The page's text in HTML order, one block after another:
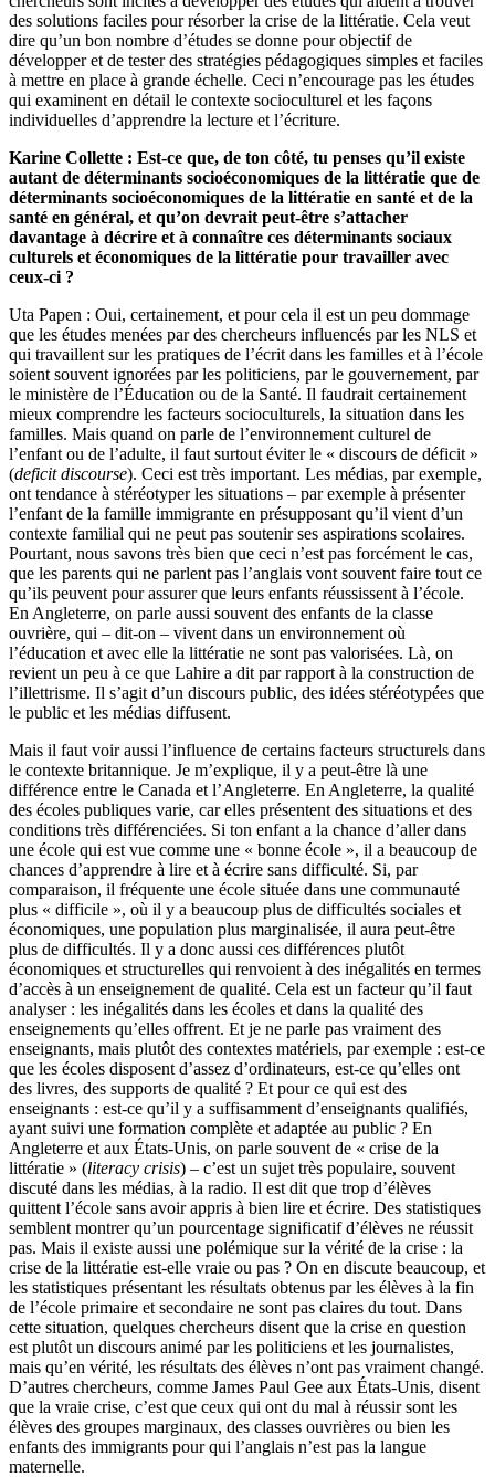
des solutions faciles pour résorber la crise de la littératie. Cela veut
dire qu’un bon nombre d’études se donne pour objectif de
développer et de tester des stratégies pédagogiques simples et faciles
à mettre en place à grande échelle. Ceci n’encourage pas les études
qui examinent en détail le contexte socioculturel et les façons
individuelles d’apprendre la lecture et l’écriture.
Karine Collette : Est-ce que, de ton côté, tu penses qu’il existe
autant de déterminants socioéconomiques de la littératie que de
déterminants socioéconomiques de la littératie en santé et de la
santé en général, et qu’on devrait peut-être s’attacher
davantage à décrire et à connaître ces déterminants sociaux
culturels et économiques de la littératie pour travailler avec
ceux-ci ?
Uta Papen : Oui, certainement, et pour cela il est un peu dommage
que les études menées par des chercheurs influencés par les NLS et
qui travaillent sur les pratiques de l’écrit dans les familles et à l’école
soient souvent ignorées par les politiciens, par le gouvernement, par
le ministère de l’Éducation ou de la Santé. Il faudrait certainement
mieux comprendre les facteurs socioculturels, la situation dans les
familles. Mais quand on parle de l’environnement culturel de
l’enfant ou de l’adulte, il faut surtout éviter le « discours de déficit »
(deficit discourse). Ceci est très important. Les médias, par exemple,
ont tendance à stéréotyper les situations – par exemple à présenter
l’enfant de la famille immigrante en présupposant qu’il vient d’un
contexte familial qui ne peut pas soutenir ses aspirations scolaires.
Pourtant, nous savons très bien que ceci n’est pas forcément le cas,
que les parents qui ne parlent pas l’anglais vont souvent faire tout ce
qu’ils peuvent pour assurer que leurs enfants réussissent à l’école.
En Angleterre, on parle aussi souvent des enfants de la classe
ouvrière, qui – dit-on – vivent dans un environnement où
l’éducation et avec elle la littératie ne sont pas valorisées. Là, on
revient un peu à ce que Lahire a dit par rapport à la construction de
l’illettrisme. Il s’agit d’un discours public, des idées stéréotypées que
le public et les médias diffusent.
Mais il faut voir aussi l’influence de certains facteurs structurels dans
le contexte britannique. Je m’explique, il y a peut-être là une
différence entre le Canada et l’Angleterre. En Angleterre, la qualité
des écoles publiques varie, car elles présentent des situations et des
conditions très différenciées. Si ton enfant a la chance d’aller dans
une école qui est vue comme une « bonne école », il a beaucoup de
chances d’apprendre à lire et à écrire sans difficulté. Si, par
comparaison, il fréquente une école située dans une communauté
plus « difficile », où il y a beaucoup plus de difficultés sociales et
économiques, une population plus marginalisée, il aura peut-être
plus de difficultés. Il y a donc aussi ces différences plutôt
économiques et structurelles qui renvoient à des inégalités en termes
d’accès à un enseignement de qualité. Cela est un facteur qu’il faut
analyser : les inégalités dans les écoles et dans la qualité des
enseignements qu’elles offrent. Et je ne parle pas vraiment des
enseignants, mais plutôt des contextes matériels, par exemple : est-ce
que les écoles disposent d’assez d’ordinateurs, est-ce qu’elles ont
des livres, des supports de qualité ? Et pour ce qui est des
enseignants : est-ce qu’il y a suffisamment d’enseignants qualifiés,
ayant suivi une formation complète et adaptée au public ? En
Angleterre et aux États-Unis, on parle souvent de « crise de la
littératie » (literacy crisis) – c’est un sujet très populaire, souvent
discuté dans les médias, à la radio. Il est dit que trop d’élèves
quittent l’école sans avoir appris à bien lire et écrire. Des statistiques
semblent montrer qu’un pourcentage significatif d’élèves ne réussit
pas. Mais il existe aussi une polémique sur la vérité de la crise : la
crise de la littératie est-elle vraie ou pas ? On en discute beaucoup, et
les statistiques présentant les résultats obtenus par les élèves à la fin
de l’école primaire et secondaire ne sont pas claires du tout. Dans
cette situation, quelques chercheurs disent que la crise en question
est plutôt un discours animé par les politiciens et les journalistes,
mais qu’en vérité, les résultats des élèves n’ont pas vraiment changé.
D’autres chercheurs, comme James Paul Gee aux États-Unis, disent
que la vraie crise, c’est que ceux qui ont du mal à réussir sont les
élèves des groupes marginaux, des classes ouvrières ou bien les
enfants des immigrants pour qui l’anglais n’est pas la langue
maternelle.